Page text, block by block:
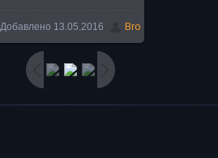
800x486/ 88.7Kb
Добавлено 13.05.2016 Bro